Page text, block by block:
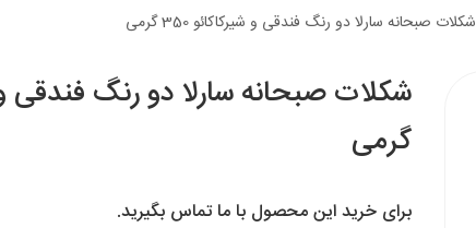
شکلات صبحانه سارلا دو رنگ فندقی و شیرکاکائو 350 گرمی
گرمی
برای خرید این محصول با ما تماس بگیرید.